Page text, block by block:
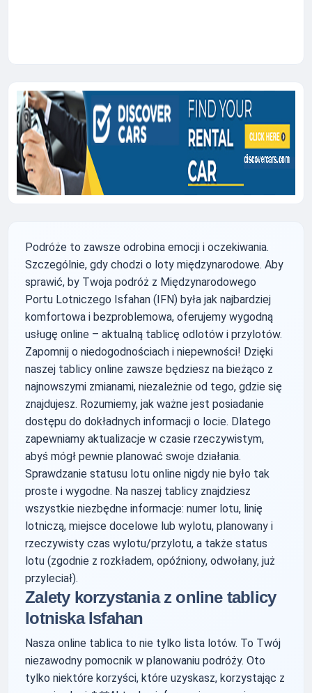
Podróże to zawsze odrobina emocji i oczekiwania.
Szczególnie, gdy chodzi o loty międzynarodowe. Aby
sprawić, by Twoja podróż z Międzynarodowego
Portu Lotniczego Isfahan (IFN) była jak najbardziej
komfortowa i bezproblemowa, oferujemy wygodną
usługę online – aktualną tablicę odlotów i przylotów.
Zapomnij o niedogodnościach i niepewności! Dzięki
naszej tablicy online zawsze będziesz na bieżąco z
najnowszymi zmianami, niezależnie od tego, gdzie się
znajdujesz. Rozumiemy, jak ważne jest posiadanie
dostępu do dokładnych informacji o locie. Dlatego
zapewniamy aktualizacje w czasie rzeczywistym,
abyś mógł pewnie planować swoje działania.
Sprawdzanie statusu lotu online nigdy nie było tak
proste i wygodne. Na naszej tablicy znajdziesz
wszystkie niezbędne informacje: numer lotu, linię
lotniczą, miejsce docelowe lub wylotu, planowany i
rzeczywisty czas wylotu/przylotu, a także status
lotu (zgodnie z rozkładem, opóźniony, odwołany, już
przyleciał).
Zalety korzystania z online tablicy
lotniska Isfahan
Nasza online tablica to nie tylko lista lotów. To Twój
niezawodny pomocnik w planowaniu podróży. Oto
tylko niektóre korzyści, które uzyskasz, korzystając z